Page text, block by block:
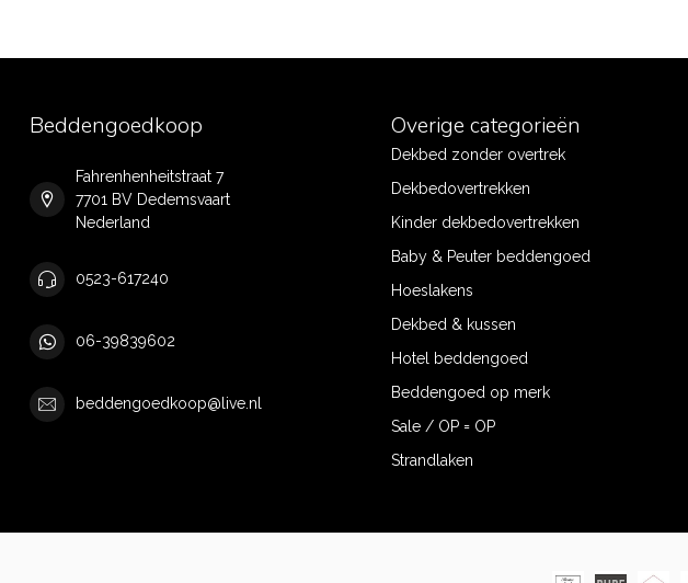
Beddengoedkoop
Fahrenhenheitstraat 7
7701 BV Dedemsvaart
Nederland
0523-617240
06-39839602
beddengoedkoop@live.nl
Overige categorieën
Dekbed zonder overtrek
Dekbedovertrekken
Kinder dekbedovertrekken
Baby & Peuter beddengoed
Hoeslakens
Dekbed & kussen
Hotel beddengoed
Beddengoed op merk
Sale / OP = OP
Strandlaken